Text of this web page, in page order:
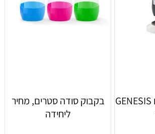
מתקן סודה סטרים GENESIS
בקבוק סודה סטרים, מחיר
ליחידה